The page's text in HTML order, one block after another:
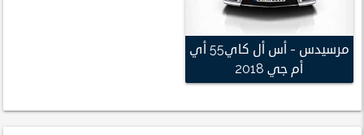
مرسيدس - أس أل كاي55 أي
أم جي 2018